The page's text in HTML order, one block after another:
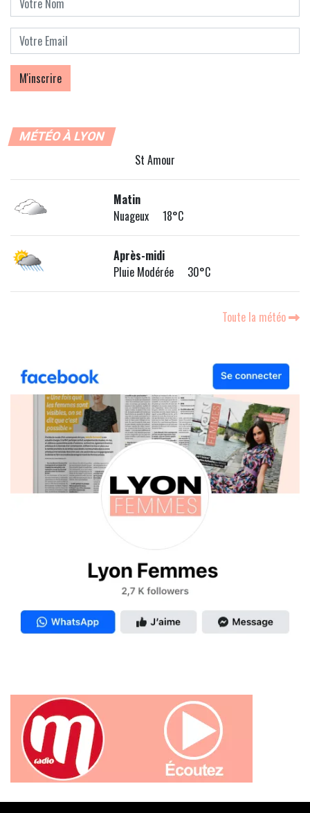
MÉTÉO À LYON
St Amour
Matin
Nuageux 18°C
Après-midi
Pluie Modérée 30°C
Toute la météo